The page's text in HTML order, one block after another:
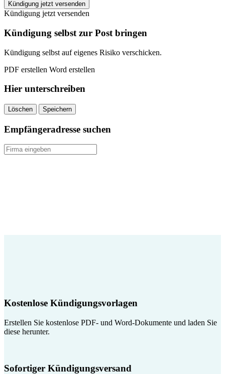
Stadtwerke
Hagenow
kündigen
quantity
Kündigung jetzt versenden
Kündigung jetzt versenden
Kündigung selbst zur Post bringen
Kündigung selbst auf eigenes Risiko verschicken.
PDF erstellen Word erstellen
Hier unterschreiben
Löschen Speichern
Empfängeradresse suchen
Kostenlose Kündigungsvorlagen
Erstellen Sie kostenlose PDF- und Word-Dokumente und laden Sie
diese herunter.
Sofortiger Kündigungsversand